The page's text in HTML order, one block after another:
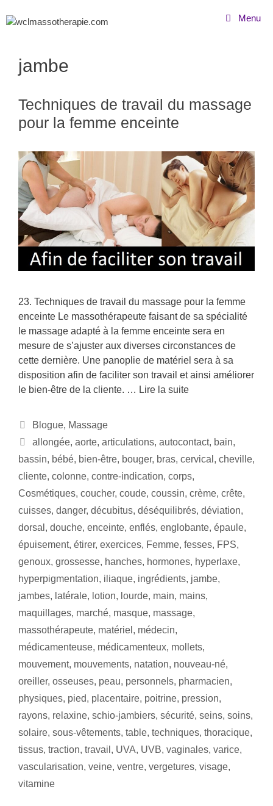
Menu
jambe
Techniques de travail du massage
pour la femme enceinte
23. Techniques de travail du massage pour la femme
enceinte Le massothérapeute faisant de sa spécialité
le massage adapté à la femme enceinte sera en
mesure de s’ajuster aux diverses circonstances de
cette dernière. Une panoplie de matériel sera à sa
disposition afin de faciliter son travail et ainsi améliorer
le bien-être de la cliente. … Lire la suite
Blogue, Massage
allongée, aorte, articulations, autocontact, bain,
bassin, bébé, bien-être, bouger, bras, cervical , cheville,
cliente, colonne, contre-indication, corps,
Cosmétiques, coucher, coude, coussin, crème, crête,
cuisses, danger, décubitus, déséquilibrés, déviation,
dorsal , douche, enceinte, enflés, englobante, épaule,
épuisement, étirer, exercices, Femme, fesses, FPS,
genoux, grossesse, hanches, hormones, hyperlaxe,
hyperpigmentation, iliaque, ingrédients, jambe,
jambes, latérale, lotion, lourde, main, mains,
maquillages, marché, masque, massage,
massothérapeute, matériel , médecin,
médicamenteuse, médicamenteux, mollets,
mouvement, mouvements, natation, nouveau-né,
oreiller, osseuses, peau, personnels, pharmacien,
physiques, pied, placentaire, poitrine, pression,
rayons, relaxine, schio-jambiers, sécurité, seins, soins,
solaire, sous-vêtements, table, techniques, thoracique,
tissus, traction, travail , UVA, UVB, vaginales, varice,
vascularisation, veine, ventre, vergetures, visage,
vitamine